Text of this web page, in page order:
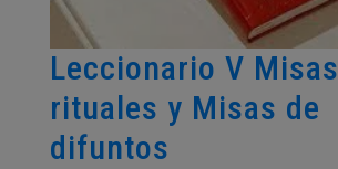
Leccionario V Misas
rituales y Misas de
difuntos